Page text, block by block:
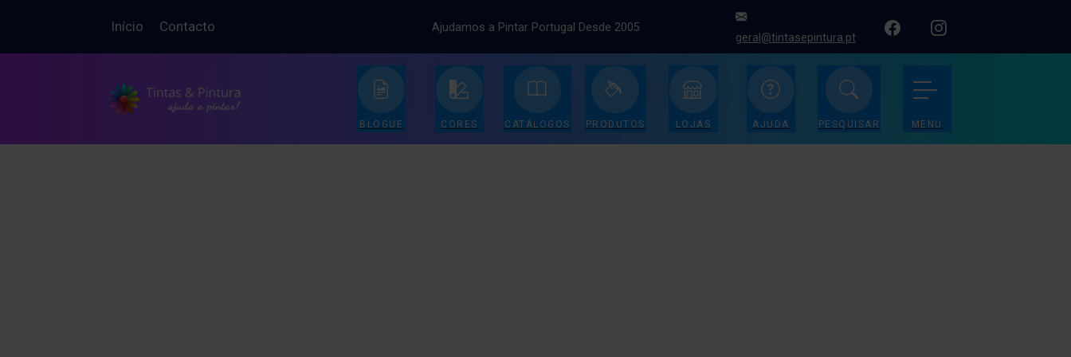
Início Contacto Ajudamos a Pintar Portugal Desde 2005
geral@tintasepintura.pt
BLOGUE CORES CATÁLOGOS PRODUTOS LOJAS AJUDA PESQUISAR MENU